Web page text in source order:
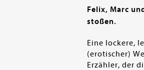
Felix, Marc
stoßen.
Eine lockere,
(erotischer)
Erzähler, der